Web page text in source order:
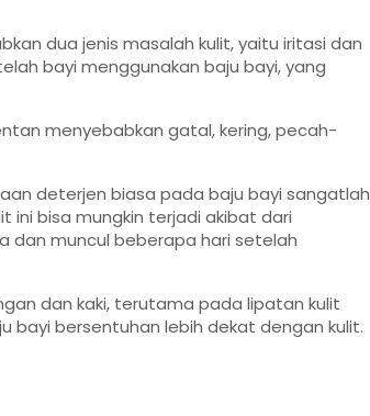
dua jenis masalah kulit, yaitu iritasi dan
bayi menggunakan baju bayi, yang
menyebabkan gatal, kering, pecah-
deterjen biasa pada baju bayi sangatlah
ini bisa mungkin terjadi akibat dari
dan muncul beberapa hari setelah
dan kaki, terutama pada lipatan kulit
bayi bersentuhan lebih dekat dengan kulit.